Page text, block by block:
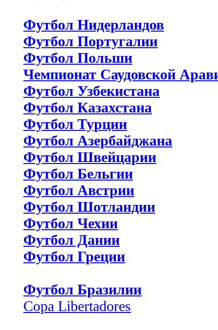
Футбол Нидерландов
Футбол Португалии
Футбол Польши
Чемпионат Саудовской
Футбол Узбекистана
Футбол Казахстана
Футбол Турции
Футбол Азербайджана
Футбол Швейцарии
Футбол Бельгии
Футбол Австрии
Футбол Шотландии
Футбол Чехии
Футбол Дании
Футбол Греции
Футбол Бразилии
Copa Libertadores